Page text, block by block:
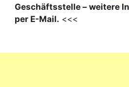
Geschäftsstelle – weitere
per E-Mail. <<<